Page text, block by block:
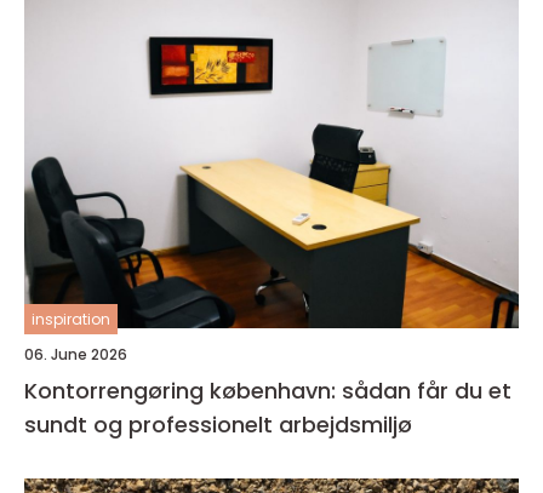
inspiration
06. June 2026
Kontorrengøring københavn: sådan får du et
sundt og professionelt arbejdsmiljø